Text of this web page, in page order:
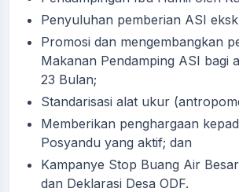
Penyuluhan pemberian ASI
Promosi dan mengembangkan
Makanan Pendamping ASI bagi
23 Bulan;
Standarisasi alat ukur
Memberikan penghargaan
Posyandu yang aktif; dan
Kampanye Stop Buang Air
dan Deklarasi Desa ODF.